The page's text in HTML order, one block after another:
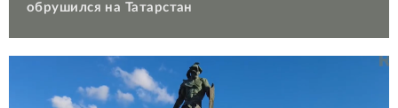
обрушился на Татарстан